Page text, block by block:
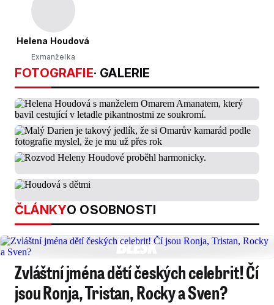
Helena Houdová
Exmanželka
FOTOGRAFIE· GALERIE
ČLÁNKYO OSOBNOSTI
Zvláštní jména dětí českých celebrit! Čí
jsou Ronja, Tristan, Rocky a Sven?